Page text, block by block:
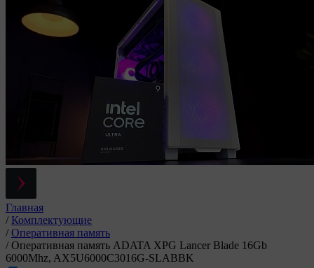
Главная
/ Комплектующие
/ Оперативная память
/ Оперативная память ADATA XPG Lancer Blade 16Gb
6000Mhz, AX5U6000C3016G-SLABBK